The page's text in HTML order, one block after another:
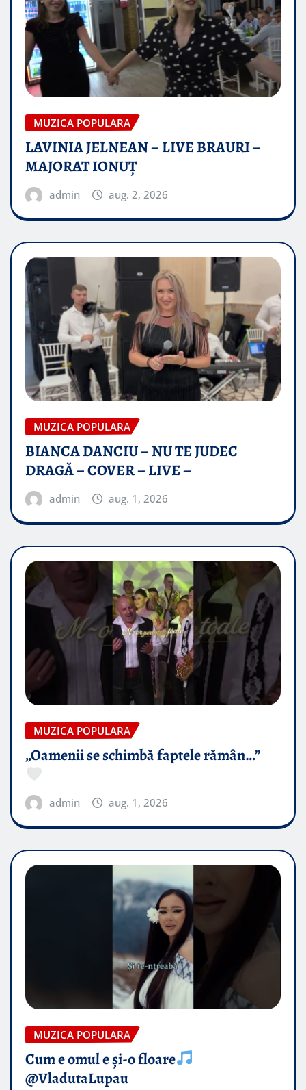
MUZICA POPULARA
LAVINIA JELNEAN – LIVE BRAURI –
MAJORAT IONUŢ
admin aug. 2, 2026
MUZICA POPULARA
BIANCA DANCIU – NU TE JUDEC
DRAGĂ – COVER – LIVE –
admin aug. 1, 2026
MUZICA POPULARA
„Oamenii se schimbă faptele rămân…”
admin aug. 1, 2026
MUZICA POPULARA
Cum e omul e și-o floare
@VladutaLupau